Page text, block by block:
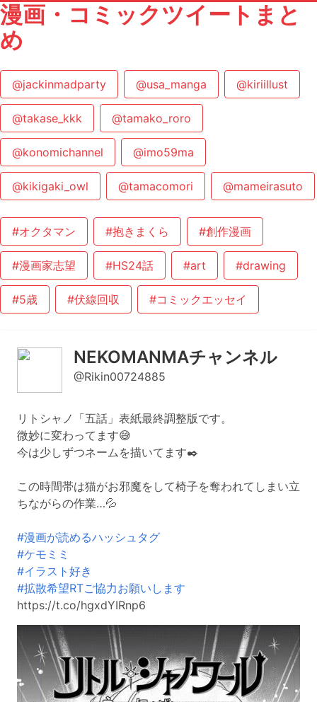
漫画・コミックツイートまと
め
@jackinmadparty @usa_manga @kiriillust
@takase_kkk @tamako_roro
@konomichannel @imo59ma
@kikigaki_owl @tamacomori @mameirasuto
#オクタマン #抱きまくら #創作漫画
#漫画家志望 #HS24話 #art #drawing
#5歳 #伏線回収 #コミックエッセイ
NEKOMANMAチャンネル
@Rikin00724885
リトシャノ「五話」表紙最終調整版です。
微妙に変わってます😅
今は少しずつネームを描いてます✒️
この時間帯は猫がお邪魔をして椅子を奪われてしまい立
ちながらの作業…💦
#漫画が読めるハッシュタグ
#ケモミミ
#イラスト好き
#拡散希望RTご協力お願いします
https://t.co/hgxdYIRnp6